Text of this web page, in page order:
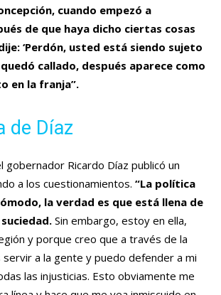
cuando empezó a
de que haya dicho ciertas cosas
‘Perdón, usted está siendo sujeto
callado, después aparece como
en la franja”.
de Díaz
gobernador Ricardo Díaz publicó un
a los cuestionamientos. “La política
la verdad es que está llena de
Sin embargo, estoy en ella,
y porque creo que a través de la
a la gente y puedo defender a mi
las injusticias. Esto obviamente me